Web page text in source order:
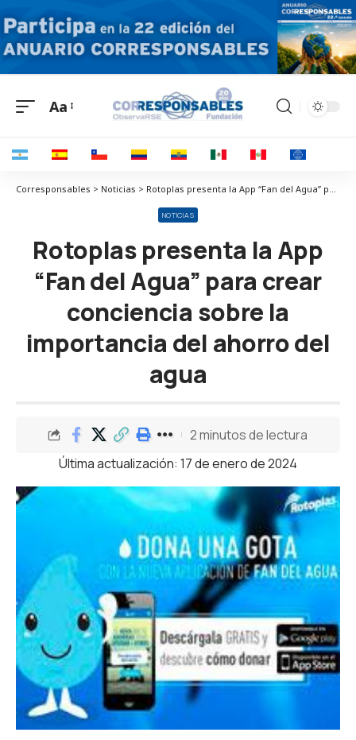
Aa
Corresponsables > Noticias > Rotoplas presenta la App “Fan del Agua” para crear conciencia sobre la importancia del ahorro del agua
NOTICIAS
Rotoplas presenta la App
“Fan del Agua” para crear
conciencia sobre la
importancia del ahorro del
agua
Última actualización: 17 de enero de 2024
2 minutos de lectura